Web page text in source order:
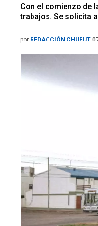
Con el comienzo de
trabajos. Se solicita
por REDACCIÓN CHUBUT